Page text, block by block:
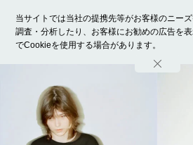
当サイトでは当社の提携先等がお客様のニー
調査・分析したり、お客様にお勧めの広告を
でCookieを使用する場合があります。
ホーム モデル募集 ランキング